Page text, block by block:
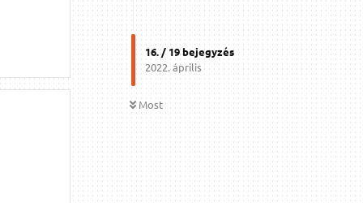
16. / 19bejegyzés
2022. április
Most